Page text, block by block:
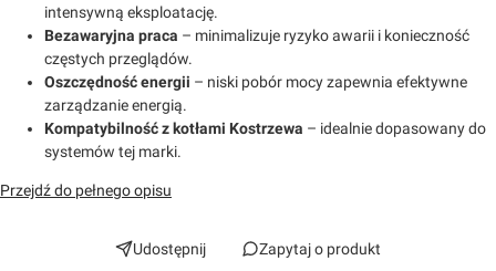
intensywną eksploatację.
Bezawaryjna praca – minimalizuje ryzyko awarii i konieczność
częstych przeglądów.
Oszczędność energii – niski pobór mocy zapewnia efektywne
zarządzanie energią.
Kompatybilność z kotłami Kostrzewa – idealnie dopasowany do
systemów tej marki.
Przejdź do pełnego opisu
Udostępnij Zapytaj o produkt